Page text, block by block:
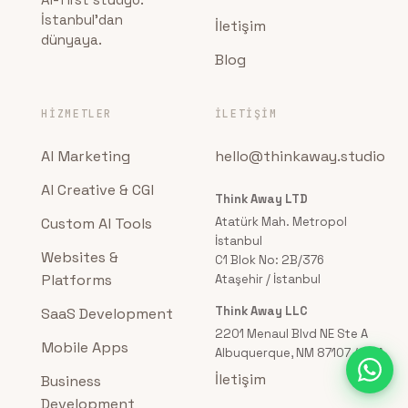
İstanbul'dan
dünyaya.
İletişim
Blog
HIZMETLER
AI Marketing
AI Creative & CGI
Custom AI Tools
Websites &
Platforms
SaaS Development
Mobile Apps
Business
İLETIŞIM
hello@thinkaway.studio
Think Away LTD
Atatürk Mah. Metropol
İstanbul
C1 Blok No: 2B/376
Ataşehir / İstanbul
Think Away LLC
2201 Menaul Blvd NE Ste A
Albuquerque, NM 87107 / USA
İletişim